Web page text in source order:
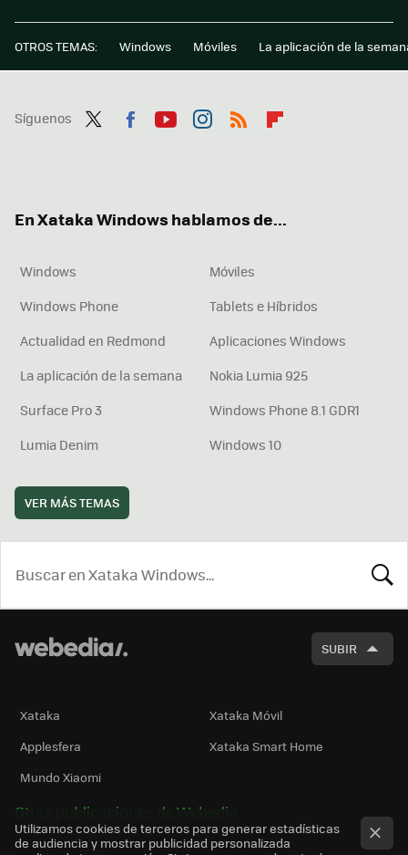
OTROS TEMAS: Windows Móviles La aplicación de la
Síguenos
En Xataka Windows hablamos de...
Windows
Móviles
Windows Phone
Tablets e Híbridos
Actualidad en Redmond
Aplicaciones Windows
La aplicación de la semana
Nokia Lumia 925
Surface Pro 3
Windows Phone 8.1 GDR1
Lumia Denim
Windows 10
VER MÁS TEMAS
SUBIR
Xataka
Xataka Móvil
Applesfera
Xataka Smart Home
Mundo Xiaomi
Otras publicaciones de Webedia
Utilizamos cookies de terceros para generar estadísticas
de audiencia y mostrar publicidad personalizada